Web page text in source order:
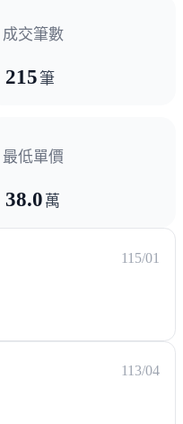
台
成交筆數
215筆
最低單價
38.0 萬
115/01
113/04